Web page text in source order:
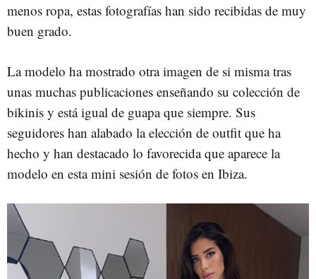
menos ropa, estas fotografías han sido recibidas de muy
buen grado.
La modelo ha mostrado otra imagen de si misma tras
unas muchas publicaciones enseñando su colección de
bikinis y está igual de guapa que siempre. Sus
seguidores han alabado la elección de outfit que ha
hecho y han destacado lo favorecida que aparece la
modelo en esta mini sesión de fotos en Ibiza.